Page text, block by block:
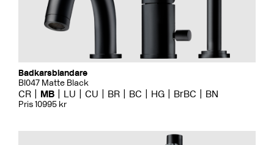
Badkarsblandare
BI047 Matte Black
CR MB LU CU BR BC HG BrBC BN
Pris 10995 kr